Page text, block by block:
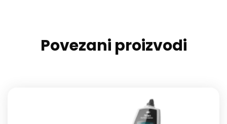
Povezani proizvodi